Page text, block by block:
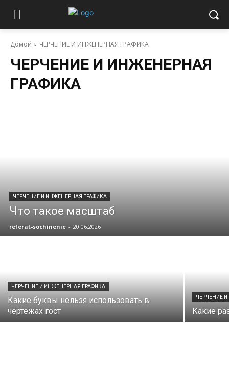
Домой ЧЕРЧЕНИЕ И ИНЖЕНЕРНАЯ ГРАФИКА
ЧЕРЧЕНИЕ И ИНЖЕНЕРНАЯ
ГРАФИКА
ЧЕРЧЕНИЕ И ИНЖЕНЕРНАЯ ГРАФИКА
Что такое масштаб
referat-sochinenie - 20.06.2026
ЧЕРЧЕНИЕ И ИНЖЕНЕРНАЯ ГРАФИКА
Какие буквы нельзя использовать в
чертежах гост
ЧЕРЧЕНИЕ
Какие